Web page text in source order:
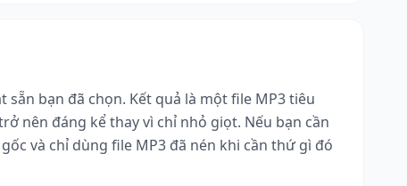
bạn đã chọn. Kết quả là một file MP3 tiêu
nên đáng kể thay vì chỉ nhỏ giọt. Nếu bạn cần
và chỉ dùng file MP3 đã nén khi cần thứ gì đó